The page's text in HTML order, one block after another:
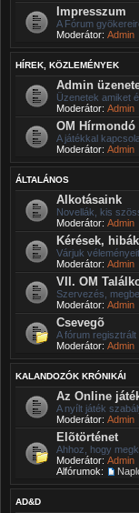
Impresszum
A Fórum
Moderátor: Admin
HÍREK, KÖZLEMÉNYEK
Admin
Üzenetek amiket
Moderátor: Admin
OM Hírmondó
A játékkal
Moderátor: Admin
ÁLTALÁNOS
Alkotásaink
Novellák, kis
Moderátor: Admin
Kérések,
Várjuk
Moderátor: Admin
VII. OM
Szervezés,
Moderátor: Admin
Csevegõ
A fórum
Moderátor: Admin
KALANDOZÓK KRÓNIKÁI
Az Online
A nyílt játék
Moderátor: Admin
Elõtörténet
Ahhoz, hogy
Moderátor: Admin
Alfórumok:
AD&D